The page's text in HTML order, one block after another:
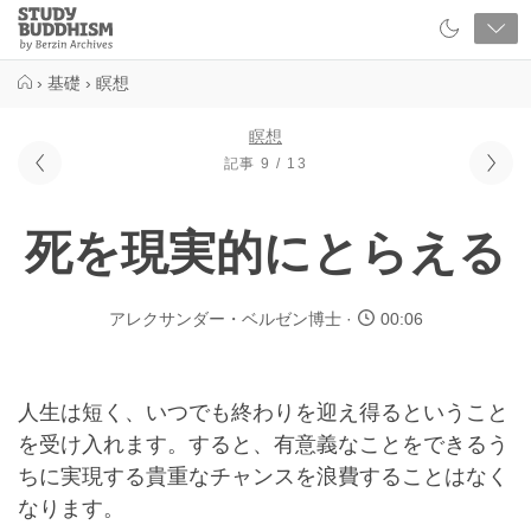
Close
Study
Buddhism
› 基礎 › 瞑想
瞑想
記事 9 / 13
死を現実的にとらえる
アレクサンダー・ベルゼン博士 00:06
人生は短く、いつでも終わりを迎え得るということ
を受け入れます。すると、有意義なことをできるう
ちに実現する貴重なチャンスを浪費することはなく
なります。